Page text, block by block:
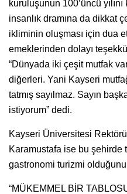
kuruluşunun 100’üncü
insanlık dramına da dikkat
ikliminin oluşması için dua
emeklerinden dolayı
“Dünyada iki çeşit mutfak
diğerleri. Yani Kayseri
tatmış sayılmaz. Sayın
istiyorum” dedi.
Kayseri Üniversitesi
Karamustafa ise bu şehirde
gastronomi turizmi
“MÜKEMMEL BİR